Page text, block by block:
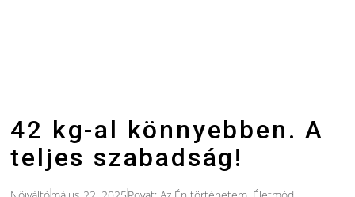
42 kg-al könnyebben. A
teljes szabadság!